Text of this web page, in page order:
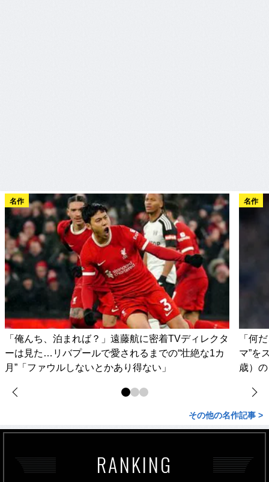
名作
「俺んち、泊まれば？」遠藤航に密着TVディレクタ
ーは見た…リバプールで愛されるまでの“壮絶な1カ
月”「ファウルしないとかあり得ない」
名作
「何
マ”を
歳）
その他の名作記事 >
RANKING